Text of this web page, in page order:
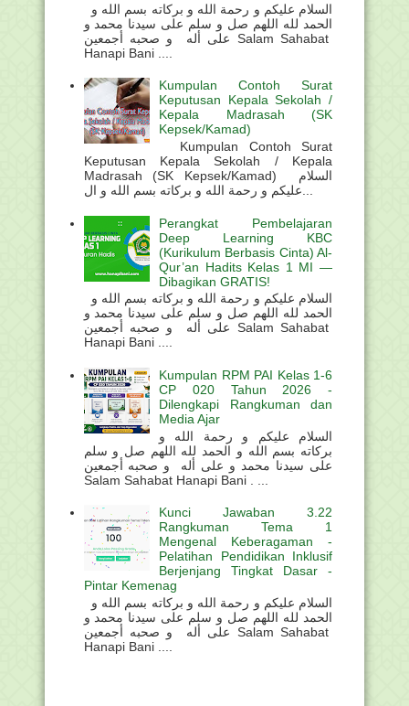
الحمد لله اللهم صل و سلم على سيدنا محمد و
على أله و صحبه أجمعين Salam Sahabat
Hanapi Bani ....
Kumpulan Contoh Surat
Keputusan Kepala Sekolah /
Kepala Madrasah (SK
Kepsek/Kamad)
Kumpulan Contoh Surat
Keputusan Kepala Sekolah / Kepala
Madrasah (SK Kepsek/Kamad) السلام
Perangkat Pembelajaran
Deep Learning KBC
(Kurikulum Berbasis Cinta) Al-
Qur’an Hadits Kelas 1 MI —
Dibagikan GRATIS!
الحمد لله اللهم صل و سلم على سيدنا محمد و
على أله و صحبه أجمعين Salam Sahabat
Hanapi Bani ....
Kumpulan RPM PAI Kelas 1-6
CP 020 Tahun 2026 -
Dilengkapi Rangkuman dan
Media Ajar
السلام عليكم و رحمة الله و
بركاته بسم الله و الحمد لله اللهم صل و سلم
على سيدنا محمد و على أله و صحبه أجمعين
Salam Sahabat Hanapi Bani . ...
Kunci Jawaban 3.22
Rangkuman Tema 1
Mengenal Keberagaman -
Pelatihan Pendidikan Inklusif
Berjenjang Tingkat Dasar -
Pintar Kemenag
الحمد لله اللهم صل و سلم على سيدنا محمد و
على أله و صحبه أجمعين Salam Sahabat
Hanapi Bani ....